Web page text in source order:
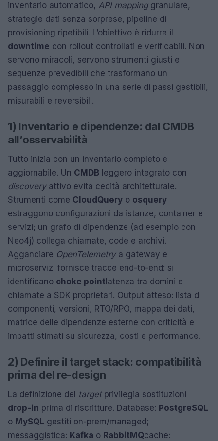
inventario automatico, API mappinggranulare,
strategie dati senza sorprese, pipeline di
provisioning ripetibili. L’obiettivo è ridurre il
downtime con rollout controllati e verificabili. Non
servono miracoli, servono strumenti giusti e
sequenze prevedibili che trasformano un
passaggio complesso in una serie di passi gestibili,
misurabili e reversibili.
1) Inventario e dipendenze: dal CMDB
all’osservabilità
Tutto inizia con un inventario completo e
aggiornabile. Un CMDB leggero integrato con
discoveryattivo evita cecità architetturale.
Strumenti come CloudQuery o osquery
estraggono configurazioni da istanze, container e
servizi; un grafo di dipendenze (ad esempio con
Neo4j) collega chiamate, code e archivi.
Agganciare OpenTelemetrya gateway e
microservizi fornisce tracce end-to-end: si
identificano choke point latenza tra domini e
chiamate a SDK proprietari. Output atteso: lista di
componenti, versioni, RTO/RPO, mappa dei dati,
matrice delle dipendenze esterne con criticità e
impatti stimati su sicurezza, costi e performance.
2) Definire il target stack: compatibilità
prima del re-design
La definizione del targetprivilegia sostituzioni
drop-in prima di riscritture. Database: PostgreSQL
o MySQL gestiti on-prem/managed;
messaggistica: Kafka o RabbitMQcache: